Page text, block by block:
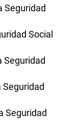
Seguridad
Social
Seguridad
Seguridad